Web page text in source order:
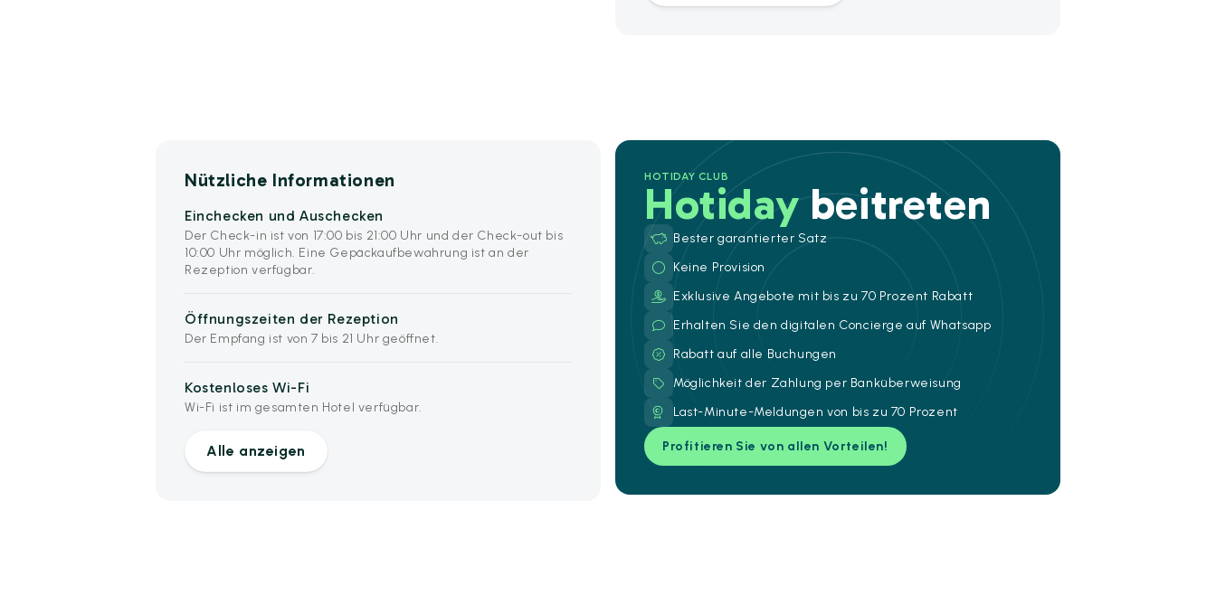
Nützliche Informationen
Einchecken und Auschecken
Der Check-in ist von 17:00 bis 21:00 Uhr und der Check-out bis
10:00 Uhr möglich. Eine Gepäckaufbewahrung ist an der
Rezeption verfügbar.
Öffnungszeiten der Rezeption
Der Empfang ist von 7 bis 21 Uhr geöffnet.
Kostenloses Wi-Fi
Wi-Fi ist im gesamten Hotel verfügbar.
Alle anzeigen
HOTIDAY CLUB
Hotidaybeitreten
Bester garantierter Satz
Keine Provision
Exklusive Angebote mit bis zu 70 Prozent Rabatt
Erhalten Sie den digitalen Concierge auf Whatsapp
Rabatt auf alle Buchungen
Möglichkeit der Zahlung per Banküberweisung
Last-Minute-Meldungen von bis zu 70 Prozent
Profitieren Sie von allen Vorteilen!